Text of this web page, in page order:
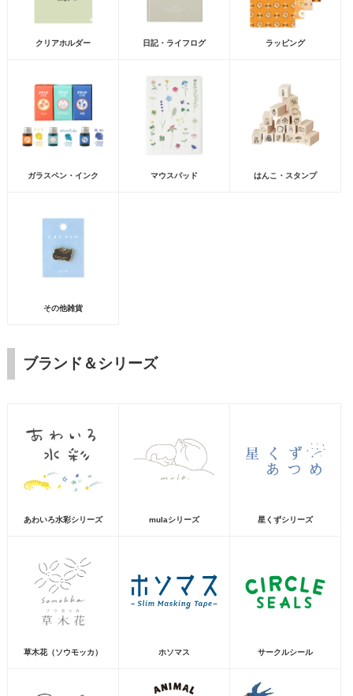
クリアホルダー 日記・ライフログ ラッピング
ガラスペン・インク マウスパッド はんこ・スタンプ
その他雑貨
ブランド＆シリーズ
あわいろ水彩シリーズ mulaシリーズ 星くずシリーズ
草木花（ソウモッカ） ホソマス サークルシール